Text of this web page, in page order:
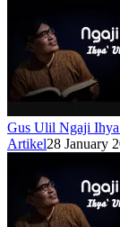
Gus Ulil Ngaji
Artikel28 January